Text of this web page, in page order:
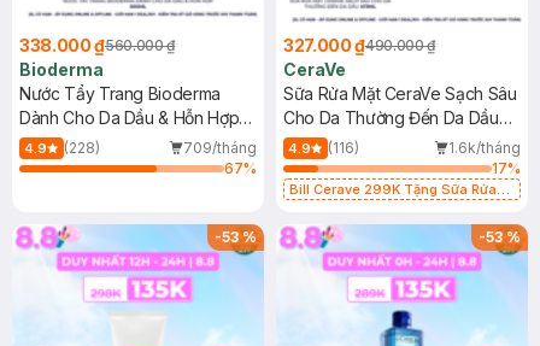
338.000 ₫560.000 ₫
Bioderma
Nước Tẩy Trang Bioderma
Dành Cho Da Dầu & Hỗn Hợp
500ml
4.9 (228)
709/tháng
67%
327.000 ₫490.000 ₫
CeraVe
Sữa Rửa Mặt CeraVe Sạch Sâu
Cho Da Thường Đến Da Dầu
473ml
4.9 (116)
1.6k/tháng
17%
Bill Cerave 299K Tặng Sữa Rửa
-53% -53%